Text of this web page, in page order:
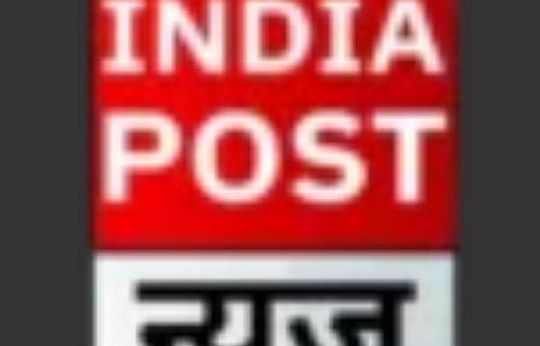
Indian Railway New Policy: ट्रेन में भी एयरपोर्ट जैसा
Soil To Silk Exhibition: सॉइल टू सिल्क’ की अनूठी
GST Sudhar Book: सामाजिक न्याय, आर्थिक समानता और
UP BJP State President: पंकज चौधरी बने उत्तर प्रदेश
BJP Working President Nitin Nabin: कौन है नितिन
Ummeed Portal: उम्मीद पोर्टल पर यूपी ने रचा
दिल्ली में चमकेगा मध्यप्रदेश – संस्कृति, कला और परंपरा का